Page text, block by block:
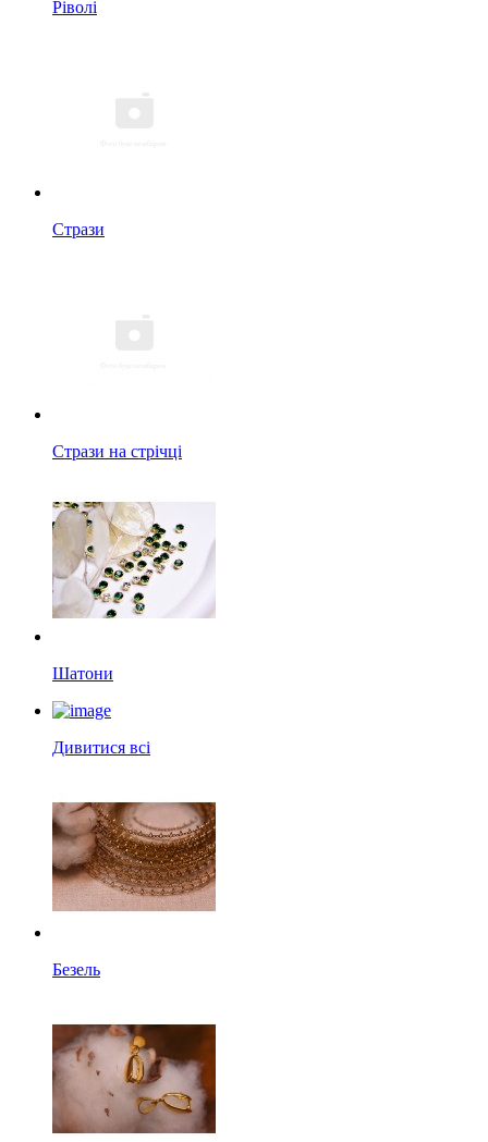
Ріволі
Стрази
Стрази на стрічці
Шатони
Дивитися всі
Безель